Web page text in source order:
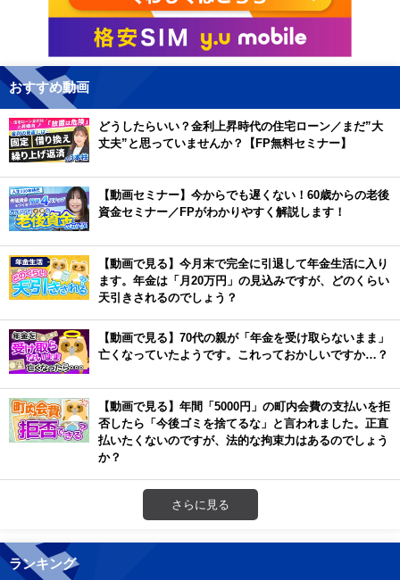
おすすめ動画
どうしたらいい？金利上昇時代の住宅ローン／まだ”大
丈夫”と思っていませんか？【FP無料セミナー】
【動画セミナー】今からでも遅くない！60歳からの老後
資金セミナー／FPがわかりやすく解説します！
【動画で見る】今月末で完全に引退して年金生活に入り
ます。年金は「月20万円」の見込みですが、どのくらい
天引きされるのでしょう？
【動画で見る】70代の親が「年金を受け取らないまま」
亡くなっていたようです。これっておかしいですか…？
【動画で見る】年間「5000円」の町内会費の支払いを拒
否したら「今後ゴミを捨てるな」と言われました。正直
払いたくないのですが、法的な拘束力はあるのでしょう
か？
さらに見る
ランキング